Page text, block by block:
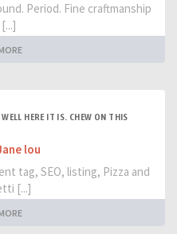
Period. Fine craftmanship
HERE IT IS. CHEW ON THIS
lou
tag, SEO, listing, Pizza and
[...]